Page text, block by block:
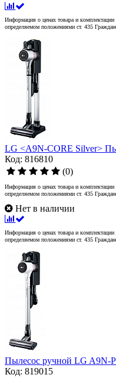
Информация о ценах товара и комплектации
определяемом положениями ст. 435
LG <A9N-CORE Silver>
Код: 816810
(0)
Информация о ценах товара и комплектации
определяемом положениями ст. 435
Нет в наличии
Информация о ценах товара и комплектации
определяемом положениями ст. 435
Пылесос ручной LG A9N-
Код: 819015